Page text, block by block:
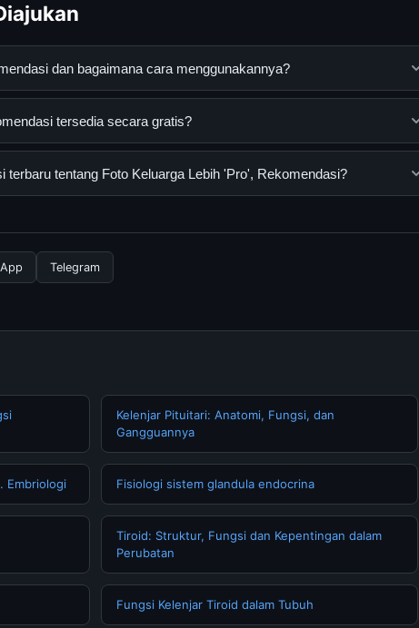
dan bagaimana cara menggunakannya?
adalah layanan digital yang dirancang untuk membantu pengguna
tersedia secara gratis?
dapat diakses secara gratis oleh semua pengguna. Tidak ada
terbaru tentang Foto Keluarga Lebih 'Pro', Rekomendasi?
Telegram
Kelenjar Pituitari: Anatomi, Fungsi, dan
Gangguannya
Embriologi Fisiologi sistem glandula endocrina
Tiroid: Struktur, Fungsi dan Kepentingan dalam
Perubatan
Fungsi Kelenjar Tiroid dalam Tubuh